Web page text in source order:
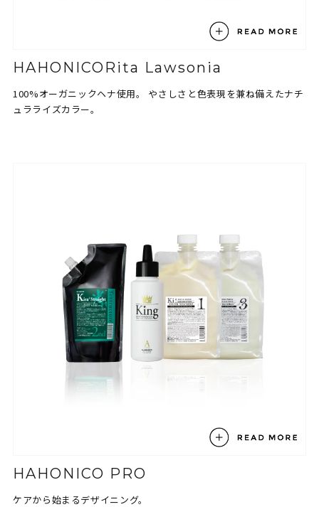
HAHONICORita Lawsonia
100%オーガニックヘナ使用。
やさしさと色表現を兼ね備えたナチ
ュラライズカラー。
HAHONICO PRO
ケアから始まるデザイニング。